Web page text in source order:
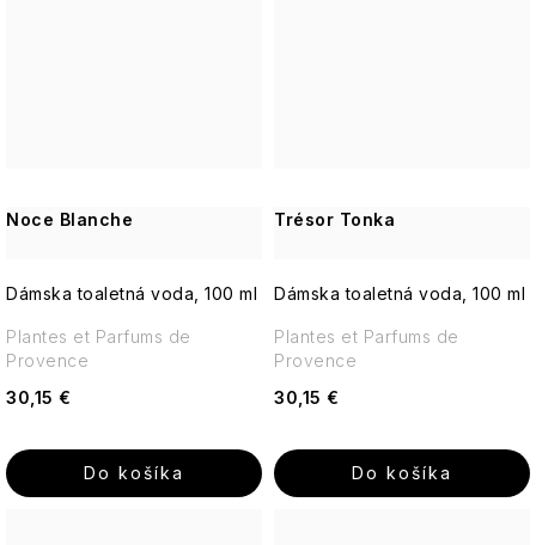
Noce Blanche
Dámska toaletná voda, 100 ml
30,15 €
Do košíka
Plantes et Parfums de
Provence
Trésor Tonka
Dámska toaletná voda, 100 ml
30,15 €
Do košíka
Plantes et Parfums de
Provence